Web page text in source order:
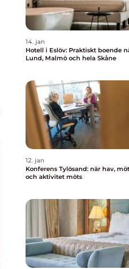
14. jan
Hotell i Eslöv: Praktiskt boende
Lund, Malmö och hela Skåne
12. jan
Konferens Tylösand: när hav,
och aktivitet möts